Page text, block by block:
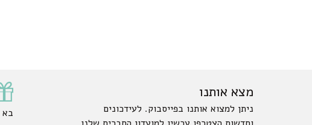
מצא אותנו
ניתן למצוא אותנו בפייסבוק. לעידכונים
בא